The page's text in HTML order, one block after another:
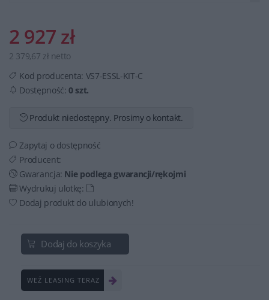
2 927 zł
2 379,67 zł netto
Kod producenta: VS7-ESSL-KIT-C
Dostępność:0 szt.
Produkt niedostępny. Prosimy o kontakt.
Zapytaj o dostępność
Producent:
Gwarancja: Nie podlega gwarancji/rękojmi
Wydrukuj ulotkę:
Dodaj produkt do ulubionych!
Dodaj do koszyka
WEŹ LEASING TERAZ